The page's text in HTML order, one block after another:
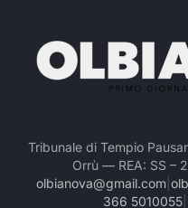
Tribunale di Tempio
Orrù — REA: SS –
olbianova@gmail.com
366 5010055|